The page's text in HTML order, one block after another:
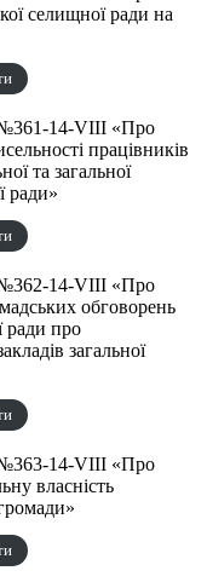
селищної ради на
№361-14-VIII «Про
працівників
та загальної
ради»
№362-14-VIII «Про
обговорень
ради про
загальної
№363-14-VIII «Про
власність